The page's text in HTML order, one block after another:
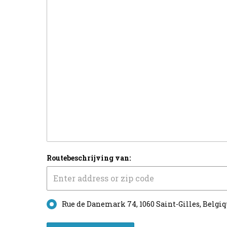
Routebeschrijving van:
Rue de Danemark 74, 1060 Saint-Gilles,